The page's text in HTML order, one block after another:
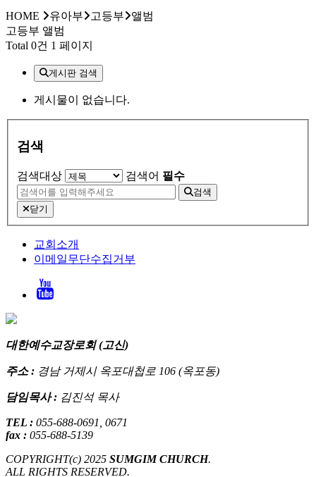
HOME 유아부 고등부
앨범
고등부 앨범
Total 0건 1 페이지
게시판 검색
게시물이 없습니다.
검색
검색대상 검색어 필수
검색
닫기
교회소개
이메일무단수집거부
대한예수교장로회 (고신)
주소 : 경남 거제시 옥포대첩로 106 (옥포동)
담임목사 : 김진석 목사
TEL : 055-688-0691, 0671
fax : 055-688-5139
COPYRIGHT(c) 2025 SUMGIM CHURCH.
ALL RIGHTS RESERVED.